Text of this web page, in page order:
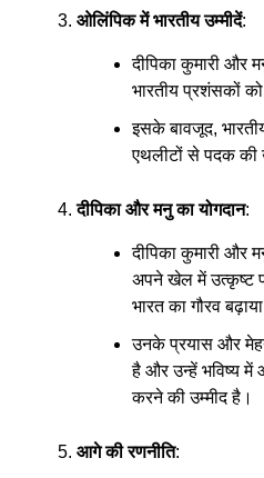
ओलिंपिक में भारतीय उम्मीदें:
दीपिका कुमारी और
भारतीय प्रशंसकों को
इसके बावजूद,
एथलीटों से पदक की
दीपिका और मनु का योगदान:
दीपिका कुमारी और
अपने खेल में उत्कृष्ट
भारत का गौरव
उनके प्रयास और
है और उन्हें भविष्य में
करने की उम्मीद है।
आगे की रणनीति: